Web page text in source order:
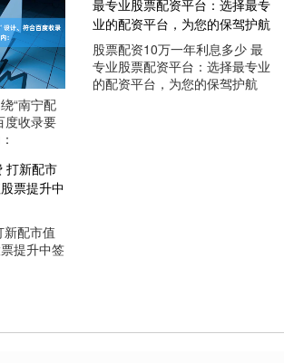
“南宁配
度收录要
股票配资10万一年利息多少 最
专业股票配资平台：选择最专业
的配资平台，为您的保驾护航
新配市值
提升中签